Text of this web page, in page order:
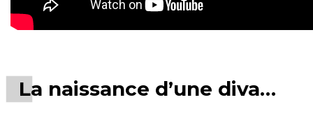
La naissance d’une diva…